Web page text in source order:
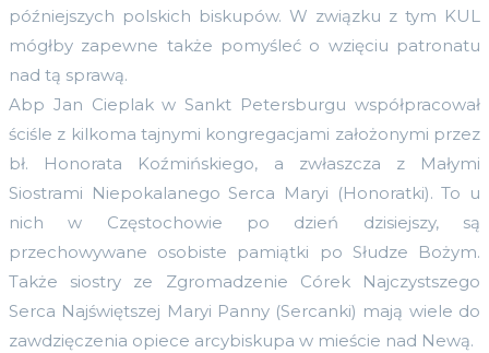
późniejszych polskich biskupów. W związku z tym KUL
mógłby zapewne także pomyśleć o wzięciu patronatu
nad tą sprawą.
Abp Jan Cieplak w Sankt Petersburgu współpracował
ściśle z kilkoma tajnymi kongregacjami założonymi przez
bł. Honorata Koźmińskiego, a zwłaszcza z Małymi
Siostrami Niepokalanego Serca Maryi (Honoratki). To u
nich w Częstochowie po dzień dzisiejszy, są
przechowywane osobiste pamiątki po Słudze Bożym.
Także siostry ze Zgromadzenie Córek Najczystszego
Serca Najświętszej Maryi Panny (Sercanki) mają wiele do
zawdzięczenia opiece arcybiskupa w mieście nad Newą.